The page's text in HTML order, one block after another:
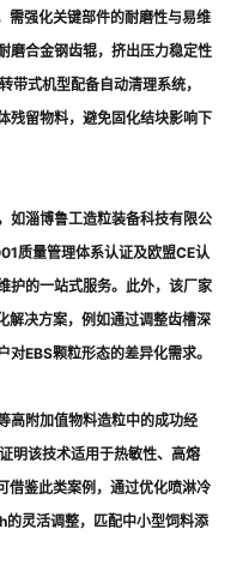
需强化关键部件的耐磨性与易维
磨合金钢齿辊，挤出压力稳定性
带式机型配备自动清理系统，
残留物料，避免固化结块影响下
如淄博鲁工造粒装备科技有限公
质量管理体系认证及欧盟CE认
护的一站式服务。此外，该厂家
解决方案，例如通过调整齿槽深
EBS颗粒形态的差异化需求。
高附加值物料造粒中的成功经
明该技术适用于热敏性、高熔
借鉴此类案例，通过优化喷淋冷
灵活调整，匹配中小型饲料添